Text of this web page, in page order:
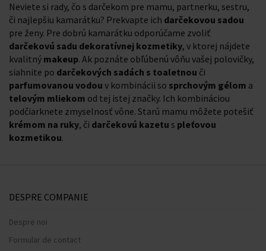
Neviete si rady, čo s darčekom pre mamu, partnerku, sestru,
či najlepšiu kamarátku? Prekvapte ich darčekovou sadou
pre ženy. Pre dobrú kamarátku odporúčame zvoliť
darčekovú sadu dekoratívnej kozmetiky, v ktorej nájdete
kvalitný makeup. Ak poznáte obľúbenú vôňu vašej polovičky,
siahnite po darčekových sadách s toaletnou či
parfumovanou vodou v kombinácii so sprchovým gélom a
telovým mliekom od tej istej značky. Ich kombináciou
podčiarknete zmyselnosť vône. Starú mamu môžete potešiť
krémom na ruky, či darčekovú kazetu s pleťovou
kozmetikou.
DESPRE COMPANIE
Despre noi
Formular de contact